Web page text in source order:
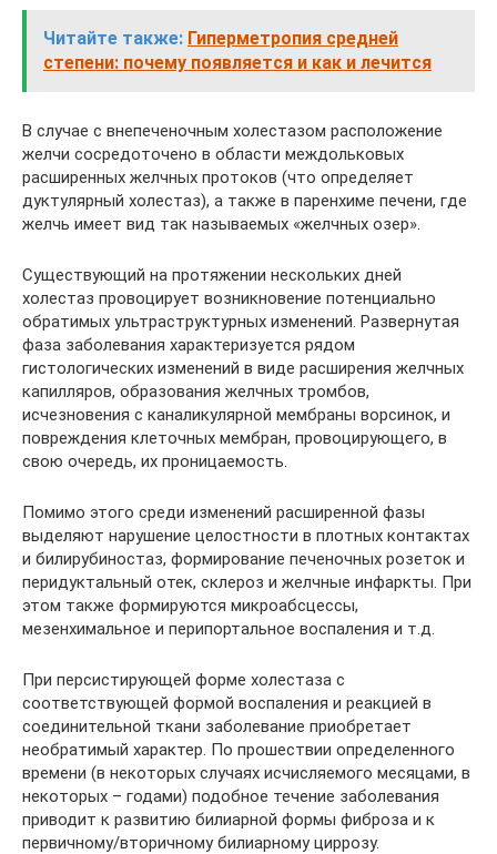
Читайте также: Гиперметропия средней
степени: почему появляется и как и лечится
В случае с внепеченочным холестазом расположение
желчи сосредоточено в области междольковых
расширенных желчных протоков (что определяет
дуктулярный холестаз), а также в паренхиме печени, где
желчь имеет вид так называемых «желчных озер».
Существующий на протяжении нескольких дней
холестаз провоцирует возникновение потенциально
обратимых ультраструктурных изменений. Развернутая
фаза заболевания характеризуется рядом
гистологических изменений в виде расширения желчных
капилляров, образования желчных тромбов,
исчезновения с каналикулярной мембраны ворсинок, и
повреждения клеточных мембран, провоцирующего, в
свою очередь, их проницаемость.
Помимо этого среди изменений расширенной фазы
выделяют нарушение целостности в плотных контактах
и билирубиностаз, формирование печеночных розеток и
перидуктальный отек, склероз и желчные инфаркты. При
этом также формируются микроабсцессы,
мезенхимальное и перипортальное воспаления и т.д.
При персистирующей форме холестаза с
соответствующей формой воспаления и реакцией в
соединительной ткани заболевание приобретает
необратимый характер. По прошествии определенного
времени (в некоторых случаях исчисляемого месяцами, в
некоторых – годами) подобное течение заболевания
приводит к развитию билиарной формы фиброза и к
первичному/вторичному билиарному циррозу.